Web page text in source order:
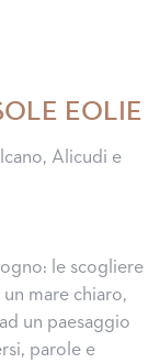
EOLIE
Alicudi e
le scogliere
mare chiaro,
un paesaggio
parole e